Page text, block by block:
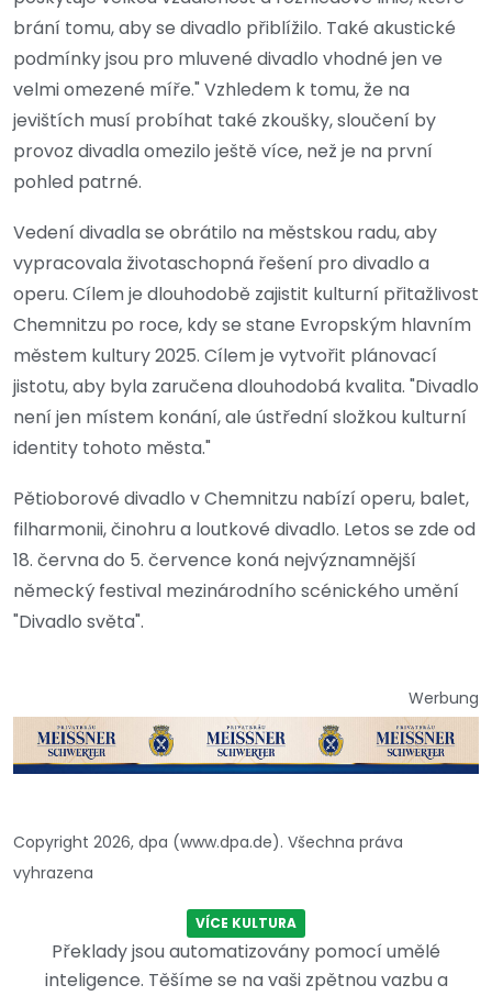
brání tomu, aby se divadlo přiblížilo. Také akustické
podmínky jsou pro mluvené divadlo vhodné jen ve
velmi omezené míře." Vzhledem k tomu, že na
jevištích musí probíhat také zkoušky, sloučení by
provoz divadla omezilo ještě více, než je na první
pohled patrné.
Vedení divadla se obrátilo na městskou radu, aby
vypracovala životaschopná řešení pro divadlo a
operu. Cílem je dlouhodobě zajistit kulturní přitažlivost
Chemnitzu po roce, kdy se stane Evropským hlavním
městem kultury 2025. Cílem je vytvořit plánovací
jistotu, aby byla zaručena dlouhodobá kvalita. "Divadlo
není jen místem konání, ale ústřední složkou kulturní
identity tohoto města."
Pětioborové divadlo v Chemnitzu nabízí operu, balet,
filharmonii, činohru a loutkové divadlo. Letos se zde od
18. června do 5. července koná nejvýznamnější
německý festival mezinárodního scénického umění
"Divadlo světa".
Werbung
Copyright 2026, dpa (www.dpa.de). Všechna práva
vyhrazena
VÍCE KULTURA
Překlady jsou automatizovány pomocí umělé
inteligence. Těšíme se na vaši zpětnou vazbu a